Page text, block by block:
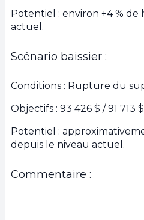
Potentiel : environ +4 % de
actuel.
Scénario baissier :
Conditions : Rupture du
Objectifs : 93 426 $ / 91 713
Potentiel :
depuis le niveau actuel.
Commentaire :